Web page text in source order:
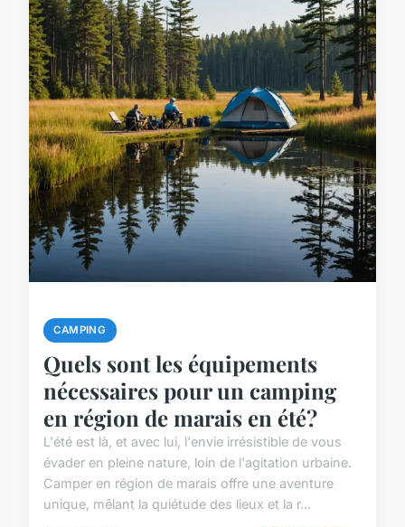
CAMPING
Quels sont les équipements
nécessaires pour un camping
en région de marais en été?
L'été est là, et avec lui, l'envie irrésistible de vous
évader en pleine nature, loin de l'agitation urbaine.
Camper en région de marais offre une aventure
unique, mêlant la quiétude des lieux et la r...